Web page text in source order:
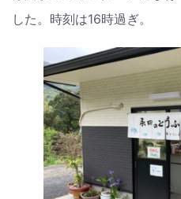
した。時刻は16時過ぎ。